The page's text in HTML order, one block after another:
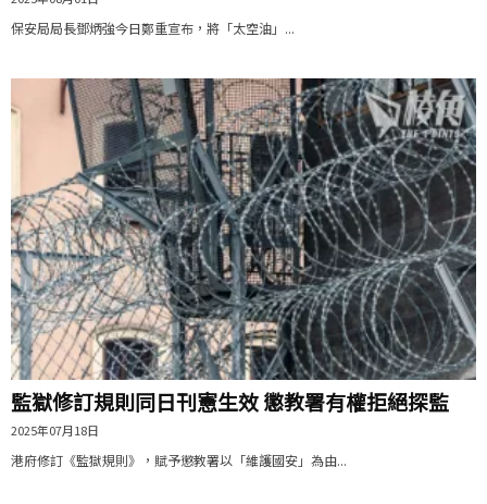
保安局局長鄧炳強今日鄭重宣布，將「太空油」...
監獄修訂規則同日刊憲生效 懲教署有權拒絕探監
2025年07月18日
港府修訂《監獄規則》，賦予懲教署以「維護國安」為由...